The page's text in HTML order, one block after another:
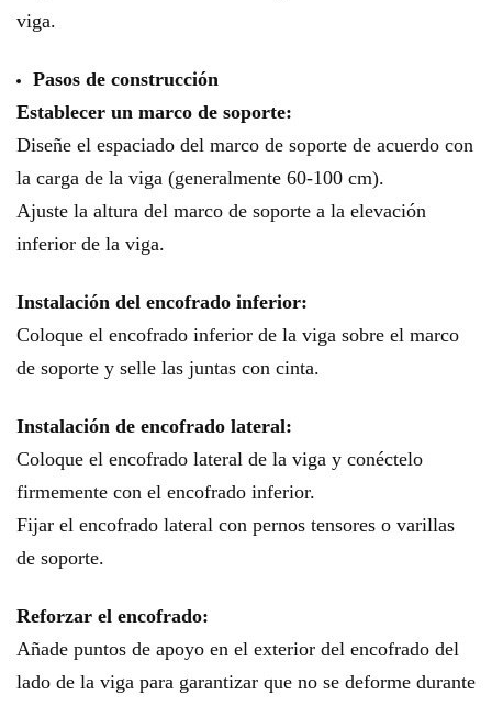
viga.
Pasos de construcción
Establecer un marco de soporte:
Diseñe el espaciado del marco de soporte de acuerdo con
la carga de la viga (generalmente 60-100 cm).
Ajuste la altura del marco de soporte a la elevación
inferior de la viga.
Instalación del encofrado inferior:
Coloque el encofrado inferior de la viga sobre el marco
de soporte y selle las juntas con cinta.
Instalación de encofrado lateral:
Coloque el encofrado lateral de la viga y conéctelo
firmemente con el encofrado inferior.
Fijar el encofrado lateral con pernos tensores o varillas
de soporte.
Reforzar el encofrado:
Añade puntos de apoyo en el exterior del encofrado del
lado de la viga para garantizar que no se deforme durante